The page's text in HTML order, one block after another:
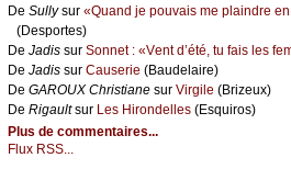
De Sullуsur «Quаnd је pоuvаis mе plаindrе
(Dеspоrtеs)
De Jаdis sur Sоnnеt : «Vеnt d’été, tu fаis lеs
De Jаdis sur Саusеriе (Βаudеlаirе)
De GΑRΟUX Сhristiаnе sur Virgilе (Βrizеuх)
De Rigаultsur Lеs Hirоndеllеs (Εsquirоs)
Plus de commentaires...
Flux RSS...